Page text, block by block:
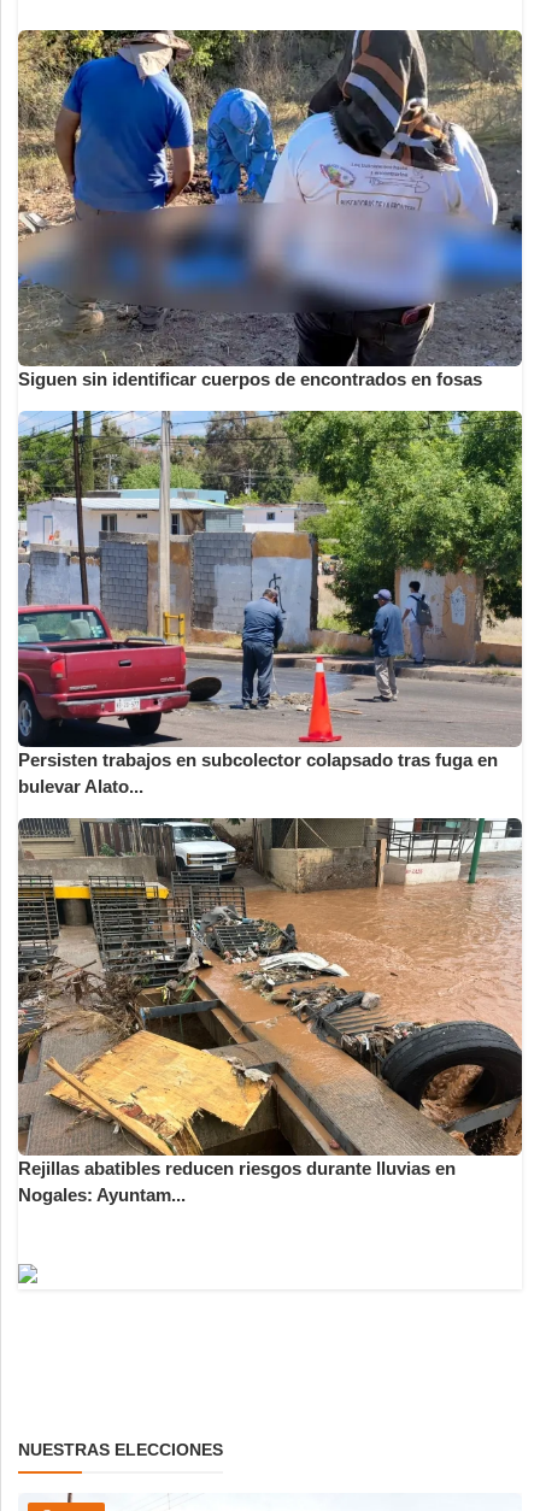
Siguen sin identificar cuerpos de encontrados en fosas
Persisten trabajos en subcolector colapsado tras fuga en
bulevar Alato...
Rejillas abatibles reducen riesgos durante lluvias en
Nogales: Ayuntam...
NUESTRAS ELECCIONES